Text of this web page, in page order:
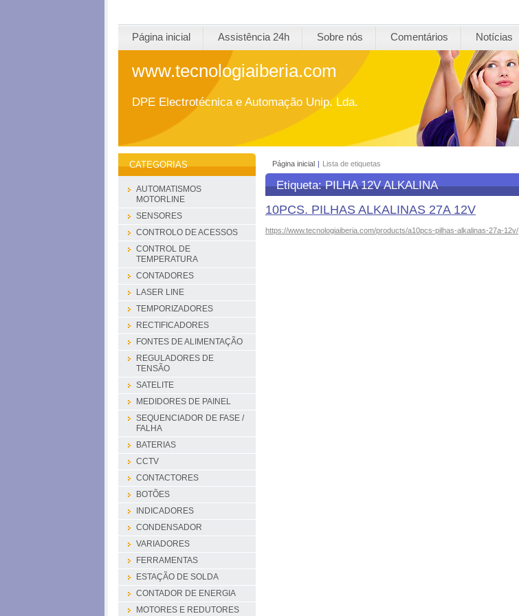
Página inicial Assistência 24h Sobre nós Comentários Notícias
www.tecnologiaiberia.com
DPE Electrotécnica e Automação Unip. Lda.
Página inicial | Lista de etiquetas
Etiqueta: PILHA 12V ALKALINA
10PCS. PILHAS ALKALINAS 27A 12V
https://www.tecnologiaiberia.com/products/a10pcs-pilhas-alkalinas-27a-12v/
CATEGORIAS
AUTOMATISMOS
MOTORLINE
SENSORES
CONTROLO DE ACESSOS
CONTROL DE
TEMPERATURA
CONTADORES
LASER LINE
TEMPORIZADORES
RECTIFICADORES
FONTES DE ALIMENTAÇÃO
REGULADORES DE
TENSÃO
SATELITE
MEDIDORES DE PAINEL
SEQUENCIADOR DE FASE /
FALHA
BATERIAS
CCTV
CONTACTORES
BOTÕES
INDICADORES
CONDENSADOR
VARIADORES
FERRAMENTAS
ESTAÇÃO DE SOLDA
CONTADOR DE ENERGIA
MOTORES E REDUTORES